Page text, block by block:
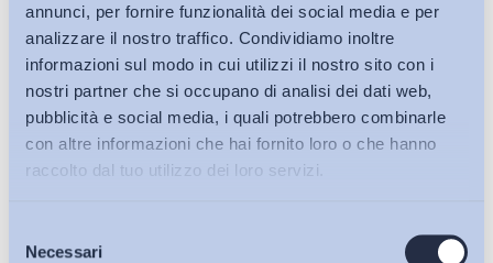
annunci, per fornire funzionalità dei social media e per
analizzare il nostro traffico. Condividiamo inoltre
informazioni sul modo in cui utilizzi il nostro sito con i
nostri partner che si occupano di analisi dei dati web,
pubblicità e social media, i quali potrebbero combinarle
con altre informazioni che hai fornito loro o che hanno
raccolto dal tuo utilizzo dei loro servizi.
delNecessariBollettini ADAPT